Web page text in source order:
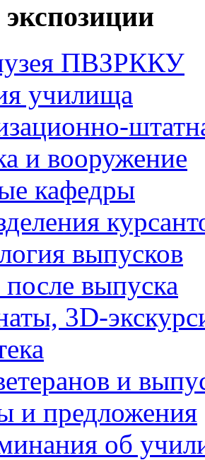
ПВЗРККУ
училища
и вооружение
кафедры
выпусков
выпуска
3D-
и
и предложения
об